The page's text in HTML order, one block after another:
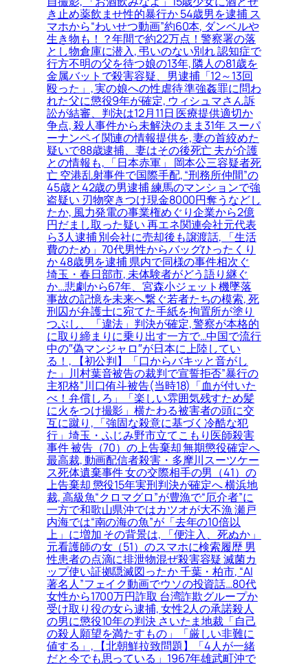
き止め薬飲ませ性的暴行か 54歳男を逮捕 ス
マホから“わいせつ動画”約60本, ダンベルや
生き物も！？年間で約22万点！警察署の落
とし物倉庫に潜入, 弔いのない別れ 認知症で
行方不明の父を待つ娘の13年, 隣人の81歳を
金属バットで殺害容疑、男逮捕「12～13回
殴った」, 実の娘への性虐待 準強姦罪に問わ
れた父に懲役9年が確定, ウィシュマさん訴
訟が結審、判決は12月11日 医療提供適切か
争点, 殺人事件から未解決のまま31年 スーパ
ーナンペイ関連の情報提供を, 妻の首絞めた
疑いで88歳逮捕、妻はその後死亡 夫が介護
との情報も, 「日本赤軍」 岡本公三容疑者死
亡 空港乱射事件で国際手配, “刑務所仲間”の
45歳と42歳の男逮捕 練馬のマンションで強
盗疑い 刃物突きつけ現金8000円奪うなどし
たか, 風力発電の事業権めぐり企業から2億
円だまし取った疑い 再エネ関連会社元代表
ら3人逮捕 別会社に売却後も譲渡話, 「生活
費のため」70代男性からバッグひったくり
か 48歳男を逮捕 県内で同様の事件相次ぐ
埼玉・春日部市, 未体験者がどう語り継ぐ
か…悲劇から67年、宮森小ジェット機墜落
事故の記憶を未来へ繋ぐ若者たちの模索, 死
刑囚が弁護士に宛てた手紙を拘置所が塗り
つぶし、「違法」判決が確定, 警察が本格的
に取り締まりに乗り出す一方で…中国で流行
中の″偽マンジャロ″が日本に上陸してい
る！, 【初公判】「口からバキッと音がし
た」川村葉音被告の裁判で宣誓拒否”暴行の
主犯格”川口侑斗被告(当時18)「血が付いた
べ！弁償しろ」「楽しい雰囲気残すため髪
に火をつけ撮影」横たわる被害者の頭に交
互に蹴り, 「強固な殺意に基づく冷酷な犯
行」埼玉・ふじみ野市立てこもり医師殺害
事件 被告（70）の上告棄却 無期懲役確定へ
最高裁, 動画配信者殺害・多摩川スーツケー
ス死体遺棄事件 女の交際相手の男（41）の
上告棄却 懲役15年実刑判決が確定へ 横浜地
裁, 高級魚“クロマグロ”が豊漁で“厄介者”に
一方で和歌山県沖ではカツオが大不漁 瀬戸
内海では“南の海の魚”が「去年の10倍以
上」に増加 その背景は, 「便注入、死ぬか」
元看護師の女（51）のスマホに検索履歴 男
性患者の点滴に排泄物混ぜ殺害容疑 滅菌カ
ップ使い証拠隠滅図ったか 千葉・柏市, “AI
著名人”フェイク動画でウソの投資話…80代
女性から1700万円詐取 台湾詐欺グループか
受け取り役の女ら逮捕, 女性2人の承諾殺人
の男に懲役10年の判決 さいたま地裁「自己
の殺人願望を満たすもの」「厳しい非難に
値する」, 【北朝鮮拉致問題】「4人が一緒
だと今でも思っている」1967年雄武町沖で